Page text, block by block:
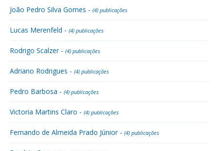
João Pedro Silva Gomes - (4) publicações
Lucas Merenfeld - (4) publicações
Rodrigo Scalzer - (4) publicações
Adriano Rodrigues - (4) publicações
Pedro Barbosa - (4) publicações
Victoria Martins Claro - (4) publicações
Fernando de Almeida Prado Júnior - (4) publicações